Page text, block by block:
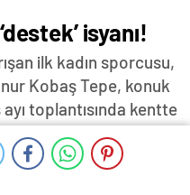
isyanı!
ilk kadın sporcusu,
Kobaş Tepe, konuk
toplantısında kentte
dikkat çekerek,
sanayisi biraz daha